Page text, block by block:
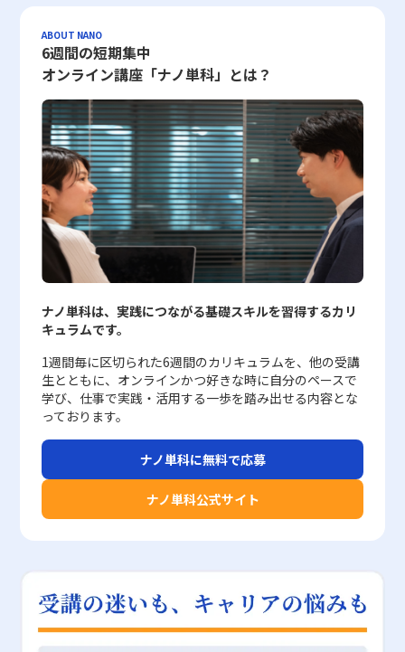
す。各選択肢を視覚的に整理し、数値や確率によって評価すること
で、従来の感覚に頼った判断から脱却し、客観的な判断基準を確立
することができます。また、プロジェクトマネジメントや業務プロ
ツリーの活用は効果を発揮しやすいと言えます。 一方で、デシジ
ョンツリーの運用には、評価項目の選定や詳細すぎる分岐設定によ
る複雑化、さらには関係者との認識共有の不足など、いくつかのリ
スクが伴います。これらの点を十分に理解し、適切なバランスを保
ちながら運用することで、より効果的な意思決定プロセスを実現す
ることが可能となります。また、最新のクラウドツールを積極的に
活用することで、デシジョンツリーの構築や運用にかかる手間を削
減し、現場レベルでの迅速かつ柔軟な対応を可能とする環境が整い
つつあります。 最終的に、デシジョンツリーはただの図表ではな
く、戦略的判断を支える一つのフレームワークとして、業務改善や
る位置を築いています。20代というキャリア初期の段階から、こ
のような体系的な手法を習得し実践することは、将来的な意思決定
力の向上や、組織全体の競争力強化に直結する重要なスキルとなる
でしょう。今後も業務環境や市場が急速に変動する中で、定量的か
つ論理的なアプローチはますます求められることから、デシジョン
ツリーの知識と技術の深化は、現代ビジネスマンにとって避けては
った点を確認することによって、度数分布の結果が現実を正しく反
映しているかどうかの判断材料としなければなりません。したがっ
て、度数分布表の作成にあたっては、データの前処理やクリーニン
る際には、総合的な視点から分析の信頼性を確保することが求めら
れます。 まとめ 度数分布は、単なる数値の羅列からデータの全体
像を把握するための有力なツールとして、統計分析やマーケティン
グリサーチを行う現代のビジネスシーンにおいて欠かせない手法で
す。本記事では、度数分布がどのような概念であり、どのように構
築されるかについて、階級、階級値、度数、累積度数、相対度数、
累積相対度数といった各用語を具体例とともに解説しました。ま
た、データから平均値、中央値、最頻値を求める方法についても言
及し、どの指標がどのような状況下で有効であるかについて理解を
深めていただけたものと思います。さらに、ExcelやGoogleスプレ
やCOUNTIF、COUNTIFS関数を通じた実践的な技法についても解説
し、視覚的にヒストグラムを生成するプロセスを紹介しました。
今後、ビジネスの現場において、ビッグデータやAI技術を駆使した
データ分析への需要がさらに高まる中、度数分布の理解とその活用
法は、データに基づく合理的な意思決定を支える重要なスキルとし
て位置付けられるでしょう。統計解析の基本となる度数分布の知識
ング戦略の策定、さらには製品開発におけるターゲット層の明確化
にも大きな影響を与えます。したがって、若手ビジネスマンがこの
スキルを早期に習得することは、将来的なキャリア形成や企業の競
争力向上に直結するものといえるでしょう。 以上のように、度数
業務の効率化や精緻なマーケティング戦略の構築を促進できること
り、未知の攻撃パターンに対しても自動的に対応できる点が大きな
強みです。また、システムの自動監視機能により、管理者は日々の
運用負荷を大幅に軽減でき、結果としてサーバーリソースの有効活
ィレピュテーションを用いることで、次のような具体的なメリット
が得られます。まず第一に、広範なセキュリティ脅威に対して、リ
アルタイムで信頼性の低い通信を排除できるため、システム全体の
安全性が飛躍的に向上します。第二に、管理作業が自動化されるこ
とで、日々のセキュリティ更新や手動チェックの必要性が大幅に削
減され、人的リソースの最適化が図られます。第三に、不要なトラ
フィックが削減される結果、サーバー負荷が低減され、サービスの
安定運用が実現されます。これらのメリットにより、企業はセキュ
リティリスク管理コストを効率的に削減しながら、より高度な攻撃
対策を講じることが可能となっています。 レピュテーションの活
には、いくつかの注意すべき点や限界も存在します。まず、レピュ
テーションは過去のデータや実績に依存して評価が行われるため、
最新の脅威情報やゼロデイ攻撃に対しては必ずしも迅速な反映がで
きない可能性があります。また、評価基準が複雑で多岐にわたるた
め、システム間での評価方法にばらつきが生じる場合もあります。
特に、共有IPを利用している場合、第三者の行動により自社の評価
運用が求められます。 さらに、レピュテーションだけに依存する
セキュリティ対策は、万能ではなく、多層的なセキュリティアプロ
ーチとの併用が重要となります。具体的には、OSやシステムの定
期的な更新、Web無害化による悪意あるスクリプトの無効化、強
例えば、テレワークやリモートワークの普及に伴い、企業内部から
おいて示されたように、未来に対して「今よりもストレスが増える
ことはない」との認識を持つことは、深刻な先延ばし癖の低減と密
接に関連していますが、単に楽観的に考えるだけでは十分な対策と
的な状況判断とのバランスを保つことが求められます。過度な楽観
主義は、リスクや問題の先送り、さらには計画不全といった逆効果
を招く可能性があるため、現状認識と未来予測に基づく合理的な意
思決定が必要不可欠です。また、研究では「時系列的幸福観」に関
しては先延ばし癖との有意な関係が見られなかったため、幸福感そ
のものの増大だけでは先延ばし行動を改善するには不十分であるこ
とが示唆されています。つまり、未来に希望を抱くことは重要です
が、その実現のためには具体的な行動計画の策定や、現実的なスト
レス管理技術の導入が必須となります。さらに、使用された評価尺
度としては「日本語版Pure Procrastination Scale」が採用されて
あるものの、心理的・環境的要因との複雑な相互作用を完全に捉え
るには限界があることも留意すべきです。加えて、先延ばし行動の
背景には個々のライフスタイルやストレス耐性、さらには社会的支
援の有無といった多様な要因が関与しているため、単一の指標にの
み依存することは避け、複数の観点からのアプローチが今後の研究
課題として残されています。企業や教育現場においては、未来に対
ンセリングの充実が有用であり、個人が自らの時間観を再評価する
機会を提供することも、先延ばし行動の改善に向けた重要な取り組
みとなるでしょう。 まとめ 今回の研究は、先延ばし癖という現代
人が直面する重大な課題に対して、未来に対する楽観的な認識が如
を持つことが実証されました。この成果は、個々人が自己管理能力
価にはいくつかのデメリットも存在します。評価基準が数字に限定
されるため、業務過程での努力や工夫、社員個々の成長過程が評価
に反映されにくく、場合によっては過度な成果主義やノルマ意識を
プロセスが把握できないため、評価結果に対して社員から不満やス
トレスが生じるケースも少なくありません。したがって、定量的評
価を導入する際には、達成数値を明確に設定すると同時に、業務全
体を支える組織文化や社員のモチベーションの維持に十分配慮する
必要があります。 定性的評価の特徴とそのメリット・デメリット
定性的評価は、数値では示しきれない多様な側面を捉えるために採
用される方法であり、特に人材マネジメントの分野においてその有
用性が高く評価されています。例えば、コミュニケーション能力、
リーダーシップ、企業理念への適合性など、明確な数値で測定する
ことが難しい項目については、定性的な要素が重要な役割を果たし
・数値だけでは把握しきれない、社員の行動や成長、モチベーショ
ンといった質的側面を包括的に評価できること ・プロセスや行
動、意欲など、業績に至るまでの過程を評価することで、今後の課
題や改善点が見えてくること ・顧客の声や市場の反応など、フィ
ードバックから新たな戦略やサービス改善に結びつけることができ
る点 一方で、定性的評価には評価者の主観が大きく影響しやすい
の統一や評価者間の認識の乖離が起こりやすく、結果として評価の
公平性に疑問が生じることがあります。また、どの程度の「質」が
高いと評価するか、具体的な数値化が困難な要素については、評価
の基準や尺度の設定が不十分な場合、社員間の納得感を得ることが
用することが求められます。例えば、目標設定の段階では、具体的
いやすいとされます。たとえば、ベータ値が2.0の銘柄は、市場が
1%動いた際に2%の変動が予想され、上昇局面では大きな利益を期
待できる可能性がある一方、下落局面では急激な損失リスクが伴い
ます。逆に、ベータ値が1.0未満の銘柄は、比較的市場の動きに影
響されにくく、安定した株価推移が期待されると考えられます。ま
た、稀にベータ値がマイナスとなるケースも見受けられ、これは市
場全体と逆の動きをする特殊な銘柄を示すものであり、資産の分散
投資において注目される側面もあります。 ベータ値は、統計的手
法として回帰分析を用いて算出されるため、計算方法や使用する市
場指数によって数値が変わる可能性があります。投資家が利用する
情報サービスや証券会社の提供するツールにおいては、ベータ値が
容易に参照できるため、個別銘柄のリスク評価の一要素として広く
活用されています。なお、この数値は歴史的な株価データに基づい
て算出されるため、将来的な株価変動を完全に予測するものではな
切です。 市場環境が刻々と変化する中で、ベータ値は銘柄選びの
一助となるだけでなく、ポートフォリオ全体のリスク管理や資産配
分の見直しにも寄与する指標です。たとえば、リスクを抑えた投資
戦略を採用する投資家であれば、ベータ値が低めの銘柄を中心にポ
ートフォリオを構築することで、市場全体の不安定な動きに対して
比較的安全性の高い運用が期待できます。反対に、リスクを容認し
ン拡大を見越して、ベータ値が高い銘柄の比率を増やすことも一つ
の戦略として検討に値します。 さらに、ベータ値は他のファンダ
メンタルズ指標と併せて用いることで、より精緻な銘柄分析が可能
となります。たとえば、売上高や利益率、配当利回りなど、企業の
基礎データとベータ値を比較することで、単にリスクが高いか低い
の内在価値を評価するための補完的な視点として、ベータ値の解釈
が重要な意味を持ちます。 ベータ値の注意点 ベータ値は投資判断
の有用なツールである一方、いくつかの注意点が存在します。第一
ABOUT NANO
6週間の短期集中
オンライン講座「ナノ単科」とは？
ナノ単科は、実践につながる基礎スキルを習得するカリ
キュラムです。
1週間毎に区切られた6週間のカリキュラムを、他の受講
生とともに、オンラインかつ好きな時に自分のペースで
学び、仕事で実践・活用する一歩を踏み出せる内容とな
っております。
ナノ単科に無料で応募
ナノ単科公式サイト